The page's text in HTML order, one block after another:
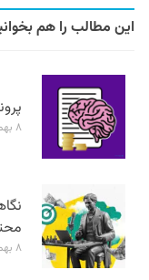
این مطالب را هم
۸ بهمن ۱۴۰۴
۸ بهمن ۱۴۰۴